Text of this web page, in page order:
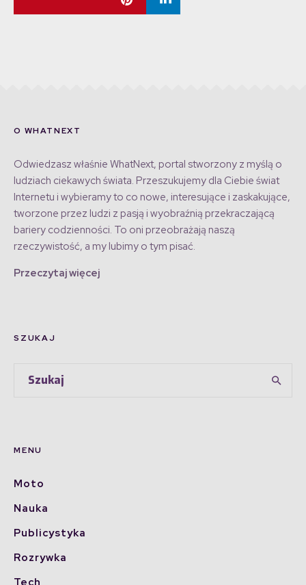
O WHATNEXT
Odwiedzasz właśnie WhatNext, portal stworzony z myślą o
ludziach ciekawych świata. Przeszukujemy dla Ciebie świat
Internetu i wybieramy to co nowe, interesujące i zaskakujące,
tworzone przez ludzi z pasją i wyobraźnią przekraczającą
bariery codzienności. To oni przeobrażają naszą
rzeczywistość, a my lubimy o tym pisać.
Przeczytaj więcej
SZUKAJ
MENU
Moto
Nauka
Publicystyka
Rozrywka